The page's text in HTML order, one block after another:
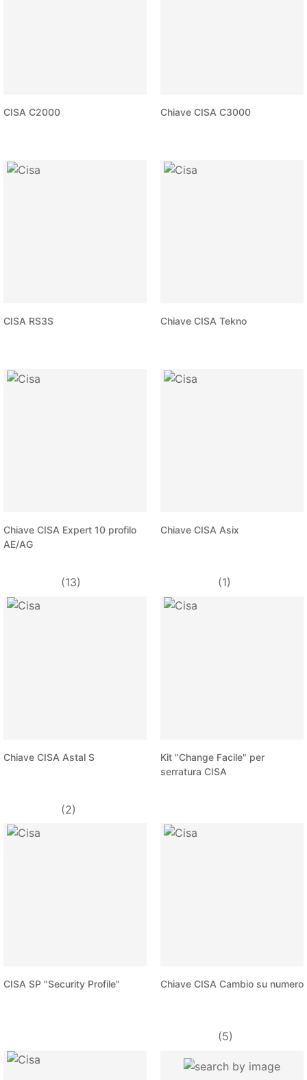
CISA C2000 Chiave CISA C3000
CISA RS3S Chiave CISA Tekno
Chiave CISA Expert 10 profilo
AE/AG
(13)
Chiave CISA Asix
(1)
Chiave CISA Astal S
(2)
Kit "Change Facile" per
serratura CISA
CISA SP "Security Profile" Chiave CISA Cambio su numero
(5)